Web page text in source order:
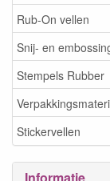
Rub-On vellen
Snij- en
Stempels Rubber
Stickervellen